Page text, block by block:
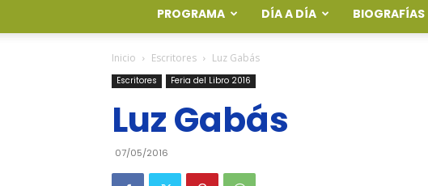
PROGRAMA DÍA A DÍA BIOGRAFÍAS
Inicio Escritores Luz Gabás
Escritores Feria del Libro 2016
Luz Gabás
07/05/2016